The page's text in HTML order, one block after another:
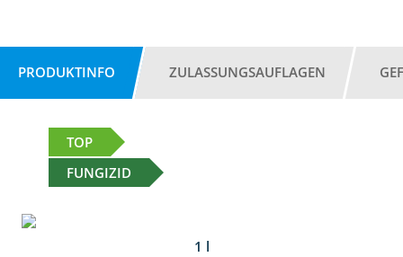
PRODUKTINFO ZULASSUNGSAUFLAGEN
TOP
FUNGIZID
1 l